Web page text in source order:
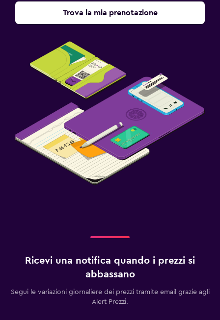
Trova la mia prenotazione
Ricevi una notifica quando i prezzi si
abbassano
Segui le variazioni giornaliere dei prezzi tramite email grazie agli
Alert Prezzi.